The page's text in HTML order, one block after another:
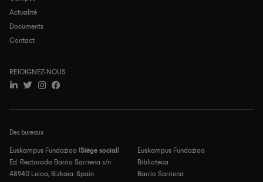
Actualité
Documents
Contact
Des bureaux
Euskampus Fundazioa (Siège social )
Ed. Rectorado Barrio Sarriena s/n
48940 Leioa, Bizkaia. Spain
Euskampus Fundazioa
Biblioteca
Barrio Sarriena
REJOIGNEZ-NOUS